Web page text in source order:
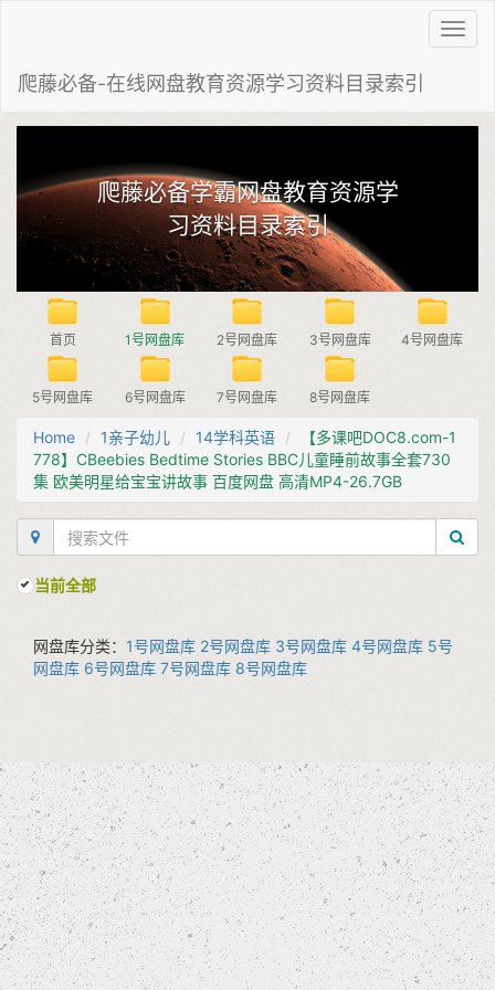
爬藤必备-在线网盘教育资源学习资料目录索引
爬藤必备学霸网盘教育资源学
习资料目录索引
首页 1号网盘库 2号网盘库 3号网盘库 4号网盘库
5号网盘库 6号网盘库 7号网盘库 8号网盘库
Home 1亲子幼儿 14学科英语
【多课吧DOC8.com-1
778】CBeebies Bedtime Stories BBC儿童睡前故事全套730
集 欧美明星给宝宝讲故事 百度网盘 高清MP4-26.7GB
当前全部
网盘库分类： 1号网盘库 2号网盘库 3号网盘库 4号网盘库 5号
网盘库 6号网盘库 7号网盘库 8号网盘库